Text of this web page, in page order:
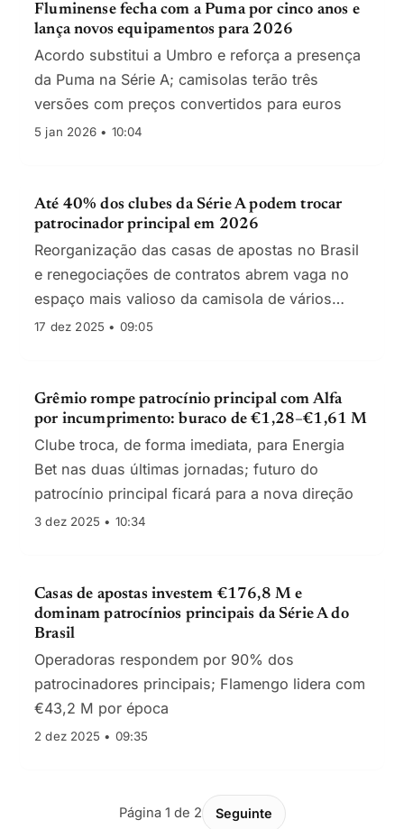
Fluminense fecha com a Puma por cinco anos e
lança novos equipamentos para 2026
Acordo substitui a Umbro e reforça a presença
da Puma na Série A; camisolas terão três
versões com preços convertidos para euros
5 jan 2026 • 10:04
Até 40% dos clubes da Série A podem trocar
patrocinador principal em 2026
Reorganização das casas de apostas no Brasil
e renegociações de contratos abrem vaga no
espaço mais valioso da camisola de vários
emblemas
17 dez 2025 • 09:05
Grêmio rompe patrocínio principal com Alfa
por incumprimento: buraco de €1,28–€1,61 M
Clube troca, de forma imediata, para Energia
Bet nas duas últimas jornadas; futuro do
patrocínio principal ficará para a nova direção
3 dez 2025 • 10:34
Casas de apostas investem €176,8 M e
dominam patrocínios principais da Série A do
Brasil
Operadoras respondem por 90% dos
patrocinadores principais; Flamengo lidera com
€43,2 M por época
2 dez 2025 • 09:35
Página 1 de 2 Seguinte